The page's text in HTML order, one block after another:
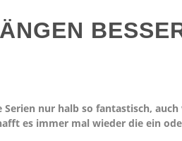
Serien nur halb so fantastisch,
es immer mal wieder die ein